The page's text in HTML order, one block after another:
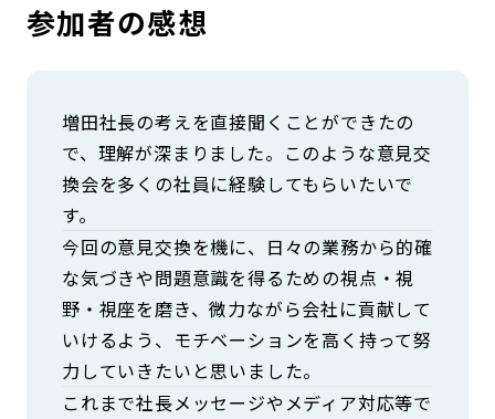
参加者の感想
増田社長の考えを直接聞くことができたの
で、理解が深まりました。このような意見交
換会を多くの社員に経験してもらいたいで
す。
今回の意見交換を機に、日々の業務から的確
な気づきや問題意識を得るための視点・視
野・視座を磨き、微力ながら会社に貢献して
いけるよう、モチベーションを高く持って努
力していきたいと思いました。
これまで社長メッセージやメディア対応等で